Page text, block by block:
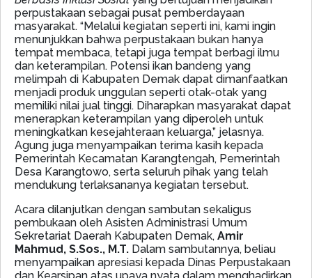
perpustakaan sebagai pusat pemberdayaan
masyarakat. “Melalui kegiatan seperti ini, kami ingin
menunjukkan bahwa perpustakaan bukan hanya
tempat membaca, tetapi juga tempat berbagi ilmu
dan keterampilan. Potensi ikan bandeng yang
melimpah di Kabupaten Demak dapat dimanfaatkan
menjadi produk unggulan seperti otak-otak yang
memiliki nilai jual tinggi. Diharapkan masyarakat dapat
menerapkan keterampilan yang diperoleh untuk
meningkatkan kesejahteraan keluarga,” jelasnya.
Agung juga menyampaikan terima kasih kepada
Pemerintah Kecamatan Karangtengah, Pemerintah
Desa Karangtowo, serta seluruh pihak yang telah
mendukung terlaksananya kegiatan tersebut.
Acara dilanjutkan dengan sambutan sekaligus
pembukaan oleh Asisten Administrasi Umum
Sekretariat Daerah Kabupaten Demak, Amir
Mahmud, S.Sos., M.T. Dalam sambutannya, beliau
menyampaikan apresiasi kepada Dinas Perpustakaan
dan Kearsipan atas upaya nyata dalam menghadirkan